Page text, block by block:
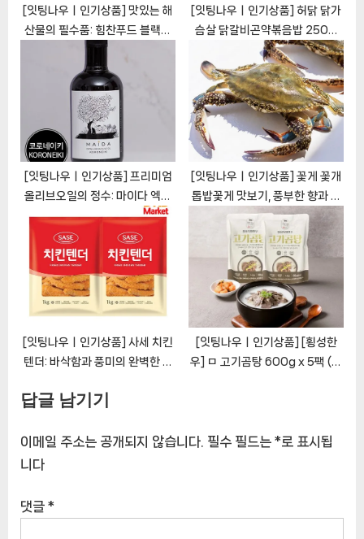
[잇팅나우ㅣ인기상품] 맛있는 해
산물의 필수품: 힘찬푸드 블랙타
이거새우 대하를 만나보세요
[EatingNOWㅣ추천상품]
[잇팅나우ㅣ인기상품] 허닭 닭가
슴살 닭갈비곤약볶음밥 250g:
건강한 식탁을 위한 완벽한 선택
[EatingNOWㅣ추천상품]
[잇팅나우ㅣ인기상품] 프리미엄
올리브오일의 정수: 마이다 엑스
트라버진 올리브오일
[EatingNOWㅣ추천상품]
[잇팅나우ㅣ인기상품] 꽃게 꽃개
톱밥꽃게 맛보기, 풍부한 향과 섬
세한 맛의 꽃게의 매력
[EatingNOWㅣ추천상품]
[잇팅나우ㅣ인기상품] 사세 치킨
텐더: 바삭함과 풍미의 완벽한 조
[잇팅나우ㅣ인기상품] [횡성한
우] ㅁ 고기곰탕 600g x 5팩 (총
답글 남기기
이메일 주소는 공개되지 않습니다. 필수 필드는 *로 표시됩
니다
댓글 *